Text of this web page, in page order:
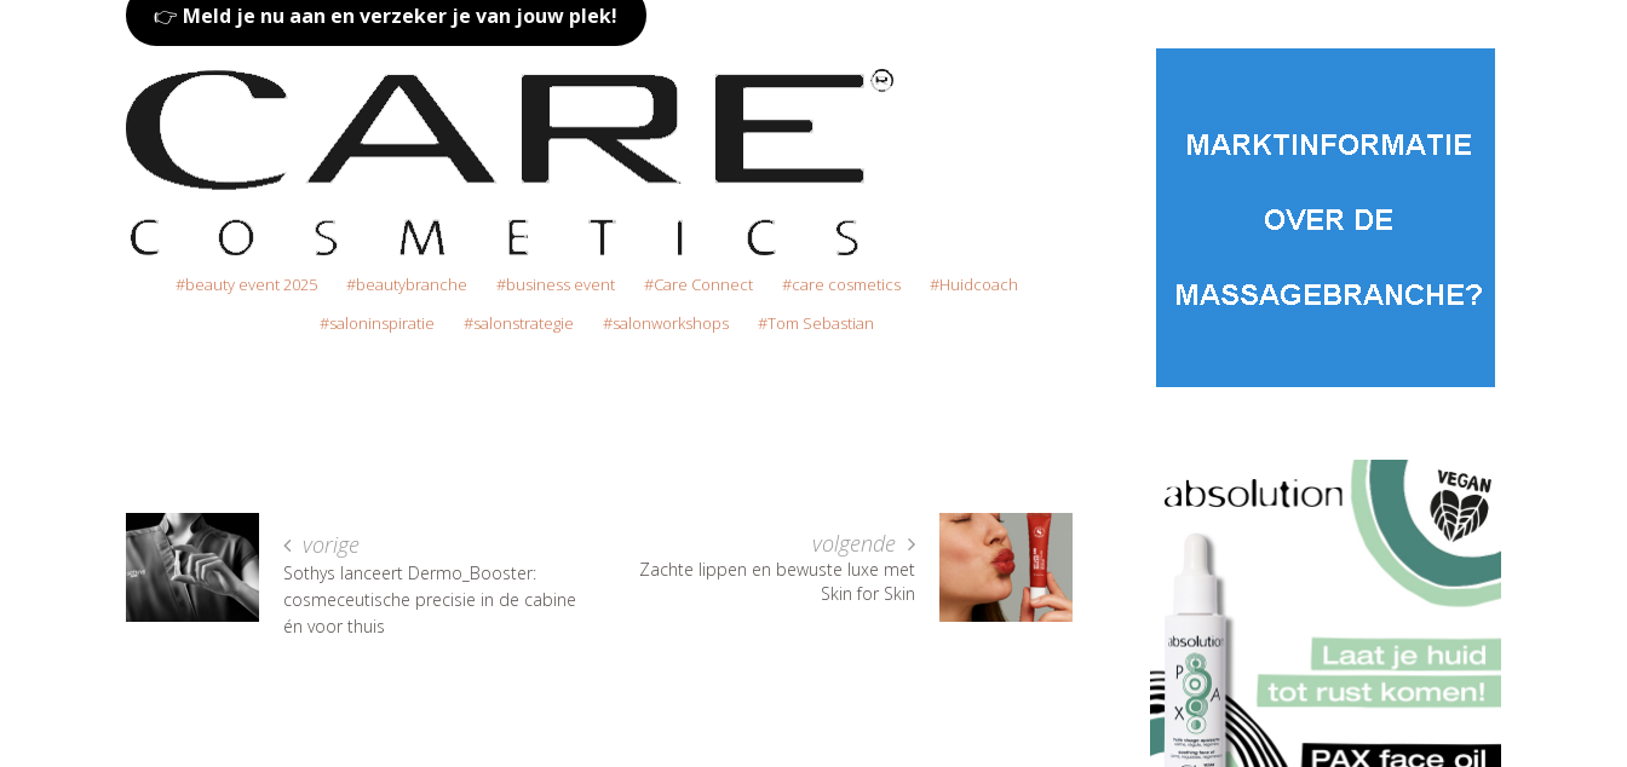
👉 Meld je nu aan en verzeker je van jouw plek!
beauty event 2025 beautybranche business event Care Connect care cosmetics
Huidcoach
saloninspiratie
salonstrategie salonworkshops Tom Sebastian
vorige
Sothys lanceert Dermo_Booster:
cosmeceutische precisie in de cabine
én voor thuis
volgende
Zachte lippen en bewuste luxe met
Skin for Skin